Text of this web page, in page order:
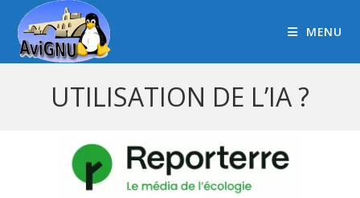
MENU
UTILISATION DE L’IA ?